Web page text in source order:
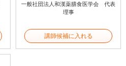
一般社団法人和漢薬膳食医学会 代表
理事
講師候補に入れる